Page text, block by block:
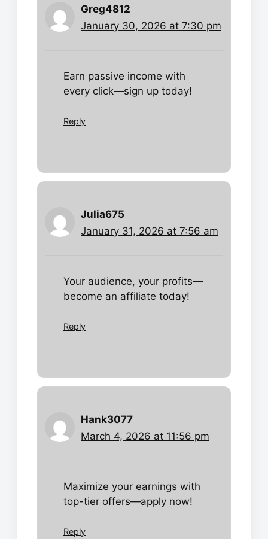
Greg4812
January 30, 2026 at 7:30 pm
Earn passive income with
every click—sign up today!
Reply
Julia675
January 31, 2026 at 7:56 am
Your audience, your profits—
become an affiliate today!
Reply
Hank3077
March 4, 2026 at 11:56 pm
Maximize your earnings with
top-tier offers—apply now!
Reply